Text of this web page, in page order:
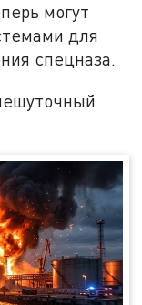
могут
для
спецназа.